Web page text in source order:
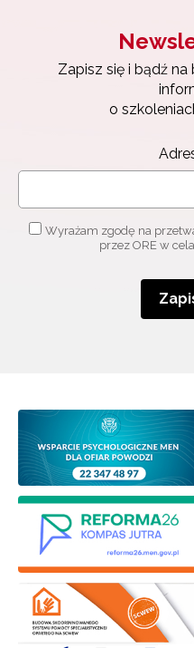
Zapisz się i bądź
o
Wyrażam zgodę na
przez ORE w